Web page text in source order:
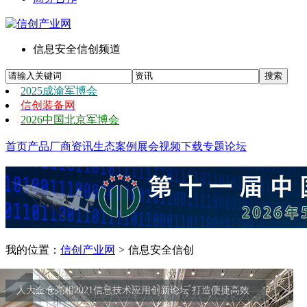
信息安全信创频道
2025成渝军博会
信创装备网
2026中国北京军博会
首页产品厂商资讯生态案例 展会视频下载专题论坛
我的位置： 信创产业网 > 信息安全信创
人大金仓亮相2021信息技术应用创新论坛 打造便捷高效